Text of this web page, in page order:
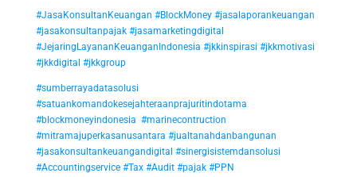
#JasaKonsultanKeuangan #BlockMoney #jasalaporankeuangan
#jasakonsultanpajak #jasamarketingdigital
#JejaringLayananKeuanganIndonesia #jkkinspirasi #jkkmotivasi
#jkkdigital #jkkgroup
#sumberrayadatasolusi
#satuankomandokesejahteraanprajuritindotama
#blockmoneyindonesia #marinecontruction
#mitramajuperkasanusantara #jualtanahdanbangunan
#jasakonsultankeuangandigital #sinergisistemdansolusi
#Accountingservice #Tax#Audit#pajak #PPN